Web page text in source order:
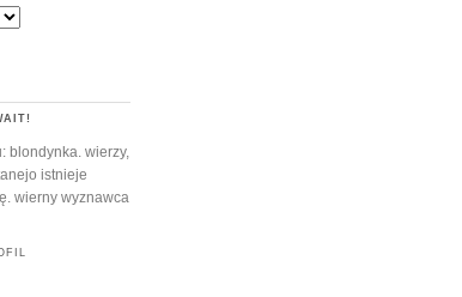
blondynka. wierzy,
istnieje
wierny wyznawca